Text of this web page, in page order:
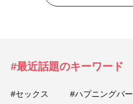
#最近話題のキーワード
#セックス #ハプニングバー